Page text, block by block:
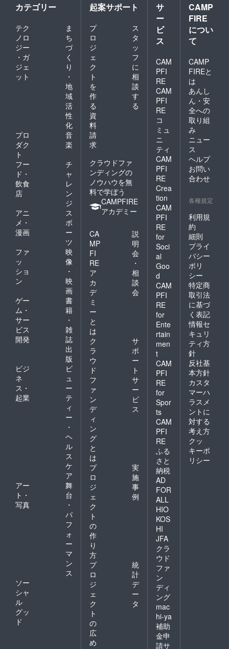
カテゴリー
テク
ノロ
ジー
・ガ
ジェ
ット
ま
ち
づ
く
り
・
地
域
活
性
化
プロ
ダク
ト
音
楽
フー
ド・
飲食
店
チ
ャ
レ
ン
ジ
アニ
メ・
漫画
ス
ポ
ー
ツ
ファ
ッ
ショ
ン
映
像
・
映
画
ゲー
ム・
サー
ビス
開発
書
籍
・
雑
誌
出
版
ビジ
ネ
ス・
起業
ビ
ュ
ー
テ
ィ
ー
・
ヘ
ル
ス
ケ
ア
アー
ト・
写真
舞
台
・
パ
フ
ォ
ー
マ
ン
ス
ソー
シャ
ル
グッ
ド
起案サポート
プ
ロ
ジ
ェ
ク
ト
を
作
る
ス
タ
ッ
フ
に
相
談
す
る
資
料
請
求
クラウドファ
ンディングの
ノウハウを無
料で学ぼう
CAMPFIRE
アカデミー
CA
MP
FI
RE
ア
カ
デ
ミ
ー
と
は
説
明
会
・
相
談
会
ク
ラ
ウ
ド
フ
ァ
ン
デ
ィ
ン
グ
と
は
サ
ポ
ー
ト
サ
ー
ビ
ス
プ
ロ
ジ
ェ
ク
ト
の
作
り
方
実
施
事
例
プ
ロ
ジ
ェ
ク
ト
の
広
め
統
計
デ
ー
タ
サ
ー
ビ
ス
CAM
PFI
RE
CAM
PFI
RE
コ
ミュ
ニ
ティ
CAM
PFI
RE
Crea
tion
CAM
PFI
RE
for
Soci
al
Goo
d
CAM
PFI
RE
for
Ente
rtain
men
t
CAM
PFI
RE
for
Spor
ts
CAM
PFI
RE
ふる
さと
納税
AD
FOR
ALL
HIO
KOS
HI
JFA
クラ
ウド
ファ
ン
ディ
ング
mac
hi-ya
補助
金申
請サ
CAMP
FIRE
につい
て
CAMP
FIREと
は
あんし
ん・安
全への
取り組
み
ニュー
ス
ヘルプ
お問い
合わせ
各種規定
利用規
約
細則
プライ
バシー
ポリ
シー
特定商
取引法
に基づ
く表記
情報セ
キュリ
ティ方
針
反社基
本方針
カスタ
マーハ
ラスメ
ントに
対する
考え方
クッ
キーポ
リシー